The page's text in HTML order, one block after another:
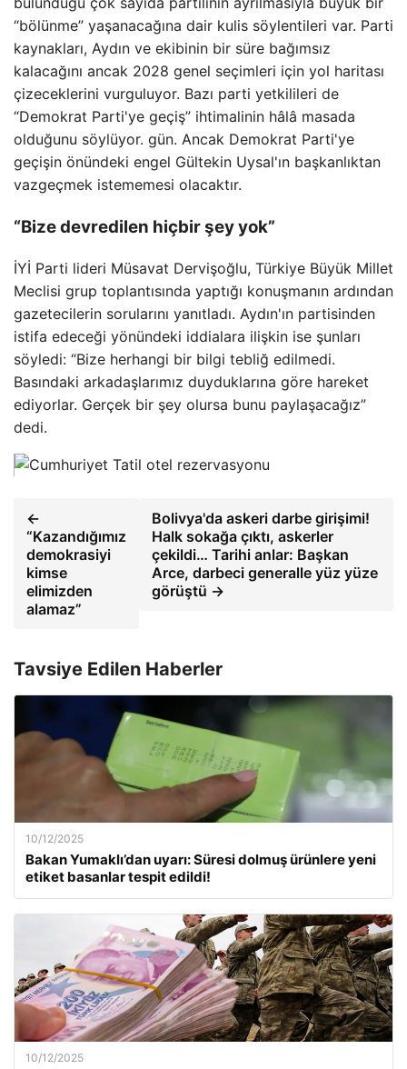
“bölünme” yaşanacağına dair kulis söylentileri var. Parti
kaynakları, Aydın ve ekibinin bir süre bağımsız
kalacağını ancak 2028 genel seçimleri için yol haritası
çizeceklerini vurguluyor. Bazı parti yetkilileri de
“Demokrat Parti'ye geçiş” ihtimalinin hâlâ masada
olduğunu söylüyor. gün. Ancak Demokrat Parti'ye
geçişin önündeki engel Gültekin Uysal'ın başkanlıktan
vazgeçmek istememesi olacaktır.
“Bize devredilen hiçbir şey yok”
İYİ Parti lideri Müsavat Dervişoğlu, Türkiye Büyük Millet
Meclisi grup toplantısında yaptığı konuşmanın ardından
gazetecilerin sorularını yanıtladı. Aydın'ın partisinden
istifa edeceği yönündeki iddialara ilişkin ise şunları
söyledi: “Bize herhangi bir bilgi tebliğ edilmedi.
Basındaki arkadaşlarımız duyduklarına göre hareket
ediyorlar. Gerçek bir şey olursa bunu paylaşacağız”
dedi.
←
“Kazandığımız
demokrasiyi
kimse
elimizden
alamaz”
Bolivya'da askeri darbe girişimi!
Halk sokağa çıktı, askerler
çekildi… Tarihi anlar: Başkan
Arce, darbeci generalle yüz yüze
görüştü →
Tavsiye Edilen Haberler
10/12/2025
Bakan Yumaklı’dan uyarı: Süresi dolmuş ürünlere yeni
etiket basanlar tespit edildi!
10/12/2025